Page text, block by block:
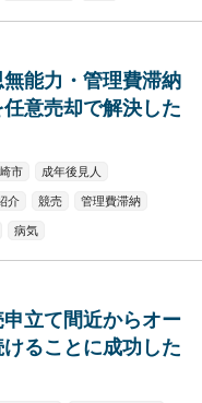
無能力・管理費滞納
意売却で解決した
市 成年後見人
介 競売 管理費滞納
病気
立て間近からオー
ることに成功した